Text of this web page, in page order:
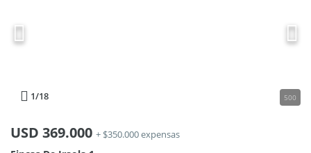
1/18 500
USD 369.000 + $350.000 expensas